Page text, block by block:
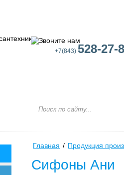
+7(843) 528-27-
Главная / Продукция
Сифоны Ани